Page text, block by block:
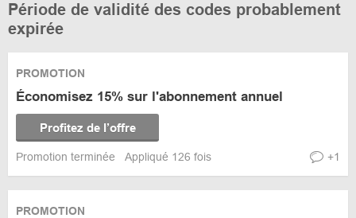
Période de validité des codes probablement
expirée
PROMOTION
Économisez 15% sur l'abonnement annuel
Profitez de l’offre
Promotion terminée Appliqué 126 fois +1
PROMOTION